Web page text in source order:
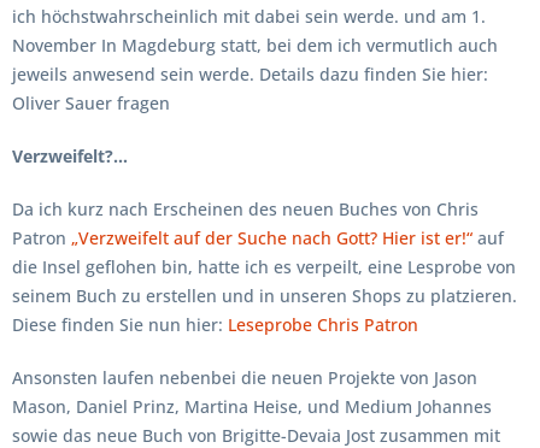
ich höchstwahrscheinlich mit dabei sein werde. und am 1.
November In Magdeburg statt, bei dem ich vermutlich auch
jeweils anwesend sein werde. Details dazu finden Sie hier:
Oliver Sauer fragen
Verzweifelt?…
Da ich kurz nach Erscheinen des neuen Buches von Chris
Patron „Verzweifelt auf der Suche nach Gott? Hier ist er!“ auf
die Insel geflohen bin, hatte ich es verpeilt, eine Lesprobe von
seinem Buch zu erstellen und in unseren Shops zu platzieren.
Diese finden Sie nun hier: Leseprobe Chris Patron
Ansonsten laufen nebenbei die neuen Projekte von Jason
Mason, Daniel Prinz, Martina Heise, und Medium Johannes
sowie das neue Buch von Brigitte-Devaia Jost zusammen mit